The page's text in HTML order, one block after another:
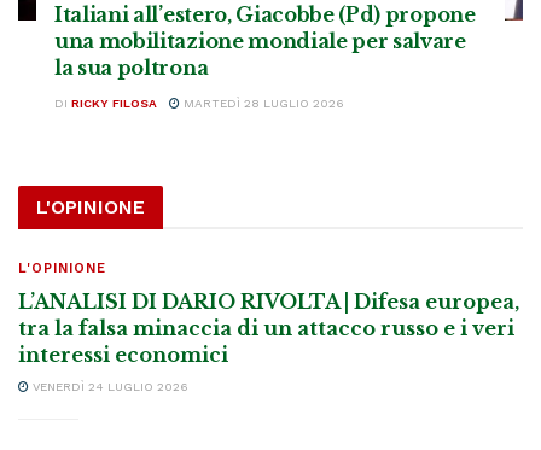
Italiani all’estero, Giacobbe (Pd) propone
una mobilitazione mondiale per salvare
la sua poltrona
DI RICKY FILOSA MARTEDÌ 28 LUGLIO 2026
L'OPINIONE
L'OPINIONE
L’ANALISI DI DARIO RIVOLTA | Difesa europea,
tra la falsa minaccia di un attacco russo e i veri
interessi economici
VENERDÌ 24 LUGLIO 2026